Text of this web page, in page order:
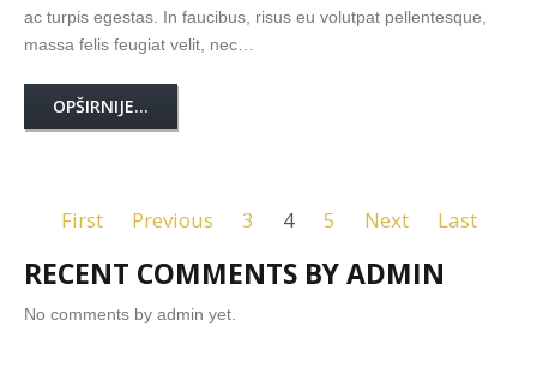
ac turpis egestas. In faucibus, risus eu volutpat pellentesque,
massa felis feugiat velit, nec…
OPŠIRNIJE...
First Previous 3 4 5 Next Last
RECENT COMMENTS BY ADMIN
No comments by admin yet.